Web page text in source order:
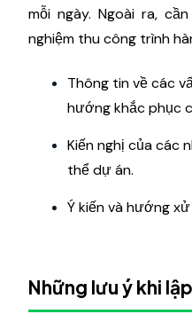
mỗi ngày. Ngoài ra,
nghiệm thu công trình
Thông tin về các
hướng khắc phục
Kiến nghị của các
thể dự án.
Ý kiến ​​và hướng
Những lưu ý khi